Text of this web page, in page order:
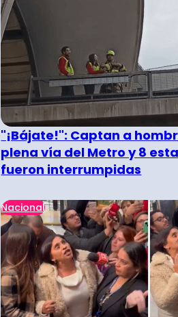
"¡Bájate!": Captan a
plena vía del Metro y 8
fueron interrumpidas
Nacional